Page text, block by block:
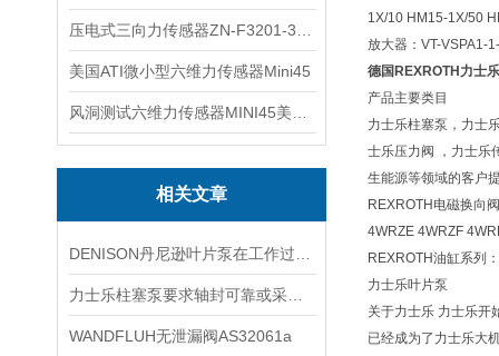
美国ATI微小型六维力传感器Mini45
相关文章
WANDFLUH无泄漏阀AS32061a
1X/10 HM15-1X/50
放大器：VT-VSPA1-
德国REXROTH力士
产品主要类目
力士乐柱塞泵，力士
士乐压力阀 ，力士乐
生能源等领域的客户
REXROTH电磁换向
4WRZE 4WRZF
REXROTH油缸系列
力士乐叶片泵
关于力士乐 力士乐开
已经成为了力士乐大